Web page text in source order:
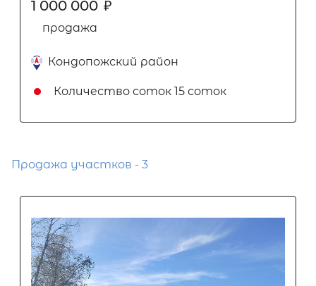
1 000 000 ₽
продажа
Кондопожский район
Количество соток 15 соток
Продажа участков - 3